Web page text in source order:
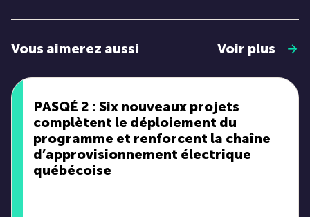
Vous aimerez aussi Voir plus
PASQÉ 2 : Six nouveaux projets
complètent le déploiement du
programme et renforcent la chaîne
d’approvisionnement électrique
québécoise